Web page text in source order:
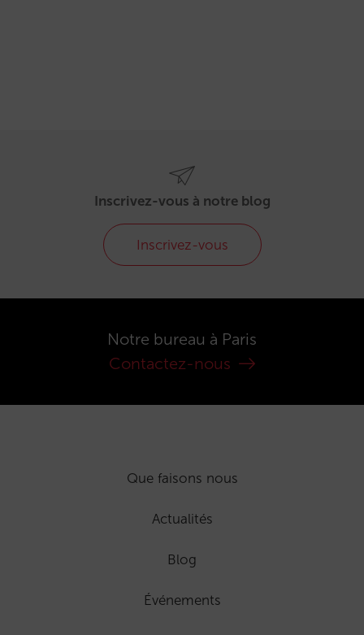
Inscrivez-vous à notre blog
Inscrivez-vous
Notre bureau à Paris
Contactez-nous
Que faisons nous
Actualités
Blog
Événements